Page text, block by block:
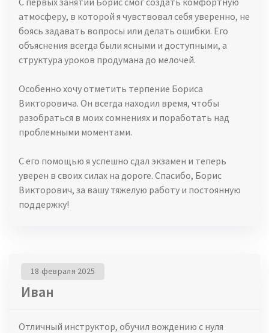
атмосферу, в которой я чувствовал себя уверенно, не
боясь задавать вопросы или делать ошибки. Его
объяснения всегда были ясными и доступными, а
структура уроков продумана до мелочей.
Особенно хочу отметить терпение Бориса
Викторовича. Он всегда находил время, чтобы
разобраться в моих сомнениях и поработать над
проблемными моментами.
С его помощью я успешно сдал экзамен и теперь
уверен в своих силах на дороге. Спасибо, Борис
Викторович, за вашу тяжелую работу и постоянную
поддержку!
Иван
18 февраля 2025
Отличный инструктор, обучил вождению с нуля